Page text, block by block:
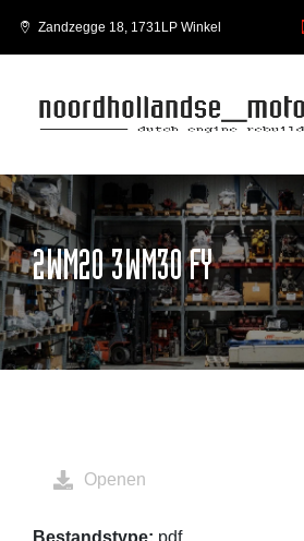
Zandzegge 18, 1731LP Winkel
2WM20 3WM30 FY
Openen
Bestandstype: pdf